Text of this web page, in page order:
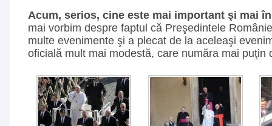
Acum, serios, cine este mai important şi mai
mai vorbim despre faptul că Preşedintele
multe evenimente şi a plecat de la aceleaşi
oficială mult mai modestă, care număra mai puţin